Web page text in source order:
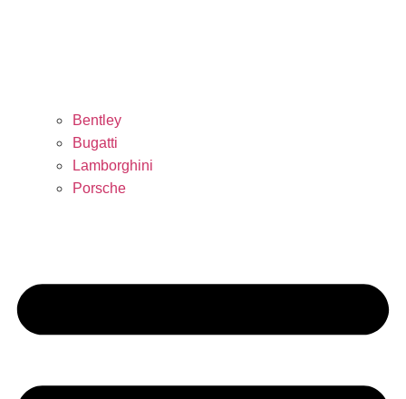
Bentley
Bugatti
Lamborghini
Porsche